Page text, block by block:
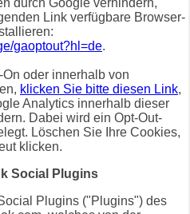
durch Google verhindern,
Link verfügbare Browser-
gaoptout?hl=de.
oder innerhalb von
klicken Sie bitte diesen Link,
Analytics innerhalb dieser
Dabei wird ein Opt-Out-
Löschen Sie Ihre Cookies,
klicken.
Social Plugins
Plugins ("Plugins") des